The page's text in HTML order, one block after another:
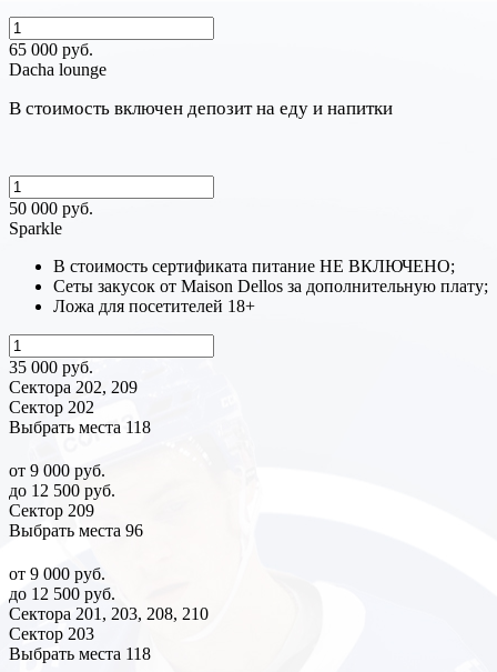
65 000 руб.
Dacha lounge
В стоимость включен депозит на еду и напитки
50 000 руб.
Sparkle
В стоимость сертификата питание НЕ ВКЛЮЧЕНО;
Сеты закусок от Maison Dellos за дополнительную плату;
Ложа для посетителей 18+
35 000 руб.
Сектора 202, 209
Сектор 202
Выбрать места 118
от 9 000 руб.
до 12 500 руб.
Сектор 209
Выбрать места 96
от 9 000 руб.
до 12 500 руб.
Сектора 201, 203, 208, 210
Сектор 203
Выбрать места 118